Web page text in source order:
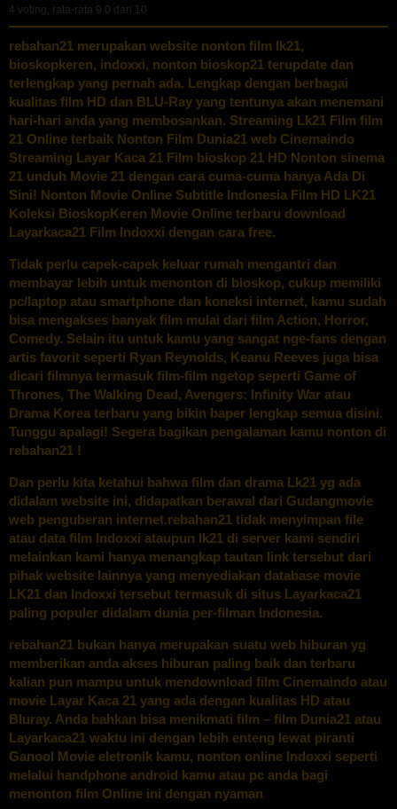
4 voting, rata-rata 9.0 dari 10
rebahan21 merupakan website nonton film lk21,
bioskopkeren, indoxxi, nonton bioskop21 terupdate dan
terlengkap yang pernah ada. Lengkap dengan berbagai
kualitas film HD dan BLU-Ray yang tentunya akan menemani
hari-hari anda yang membosankan. Streaming Lk21 Film film
21 Online terbaik Nonton Film Dunia21 web Cinemaindo
Streaming Layar Kaca 21 Film bioskop 21 HD Nonton sinema
21 unduh Movie 21 dengan cara cuma-cuma hanya Ada Di
Sini! Nonton Movie Online Subtitle Indonesia Film HD LK21
Koleksi BioskopKeren Movie Online terbaru download
Layarkaca21 Film Indoxxi dengan cara free.
Tidak perlu capek-capek keluar rumah mengantri dan
membayar lebih untuk menonton di bioskop, cukup memiliki
pc/laptop atau smartphone dan koneksi internet, kamu sudah
bisa mengakses banyak film mulai dari film Action, Horror,
Comedy. Selain itu untuk kamu yang sangat nge-fans dengan
artis favorit seperti Ryan Reynolds, Keanu Reeves juga bisa
dicari filmnya termasuk film-film ngetop seperti Game of
Thrones, The Walking Dead, Avengers: Infinity War atau
Drama Korea terbaru yang bikin baper lengkap semua disini.
Tunggu apalagi! Segera bagikan pengalaman kamu nonton di
rebahan21 !
Dan perlu kita ketahui bahwa film dan drama Lk21 yg ada
didalam website ini, didapatkan berawal dari Gudangmovie
web penguberan internet.rebahan21 tidak menyimpan file
atau data film Indoxxi ataupun lk21 di server kami sendiri
melainkan kami hanya menangkap tautan link tersebut dari
pihak website lainnya yang menyediakan database movie
LK21 dan Indoxxi tersebut termasuk di situs Layarkaca21
paling populer didalam dunia per-filman Indonesia.
rebahan21 bukan hanya merupakan suatu web hiburan yg
memberikan anda akses hiburan paling baik dan terbaru
kalian pun mampu untuk mendownload film Cinemaindo atau
movie Layar Kaca 21 yang ada dengan kualitas HD atau
Bluray. Anda bahkan bisa menikmati film – film Dunia21 atau
Layarkaca21 waktu ini dengan lebih enteng lewat piranti
Ganool Movie eletronik kamu, nonton online Indoxxi seperti
melalui handphone android kamu atau pc anda bagi
menonton film Online ini dengan nyaman